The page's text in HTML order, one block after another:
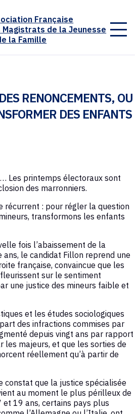
Française
Magistrats de la Jeunesse
la Famille
RENONCEMENTS, OU
DES ENFANTS
Les printemps électoraux sont
des marronniers.
récurrent : pour régler la question
transformons les enfants
fois l’abaissement de la
ans, le candidat Fillon reprend une
française, convaincue que les
sur le sentiment
une justice des mineurs faible et
et les études sociologiques
des infractions commises par
depuis vingt ans par rapport
les majeurs, et que les sorties de
réellement qu’à partir de
constat que la justice spécialisée
au moment le plus périlleux de
et 19 ans, certains pays plus